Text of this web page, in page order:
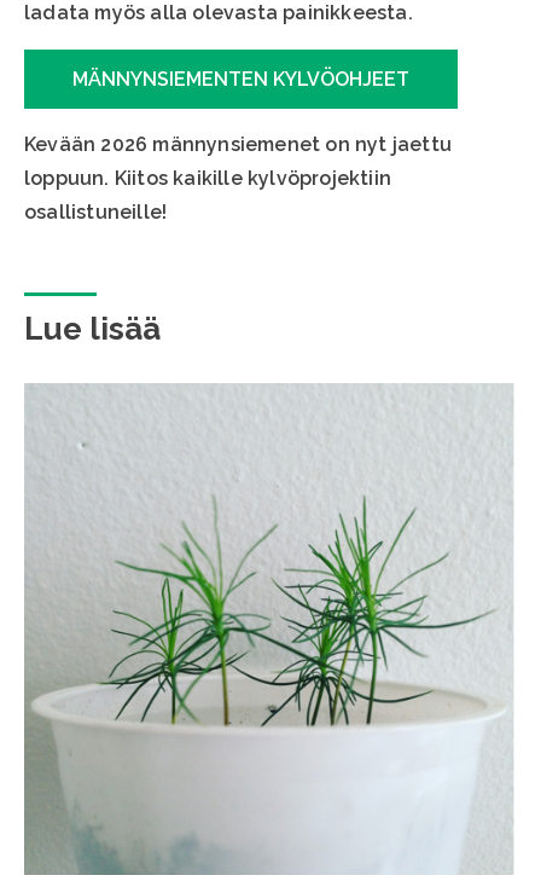
ladata myös alla olevasta painikkeesta.
MÄNNYNSIEMENTEN KYLVÖOHJEET
Kevään 2026 männynsiemenet on nyt jaettu
loppuun. Kiitos kaikille kylvöprojektiin
osallistuneille!
Lue lisää